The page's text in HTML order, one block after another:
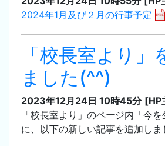
2024年1月及び２月の行事予定
「校長室より」
ました(^^)
2023年12月24日 10時45分 [HP
「校長室より」のページ内「今を
に、以下の新しい記事を追加しま